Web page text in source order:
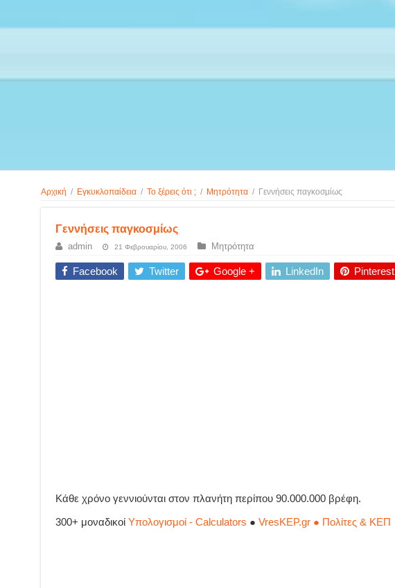
Αρχική / Εγκυκλοπαίδεια / Το ξέρεις ότι ; / Μητρότητα / Γεννήσεις παγκοσμίως
Γεννήσεις παγκοσμίως
admin 21 Φεβρουαρίου, 2006 Μητρότητα
Facebook Twitter Google + LinkedIn Pinterest
Κάθε χρόνο γεννιούνται στον πλανήτη περίπου 90.000.000 βρέφη.
300+ μοναδικοί Υπολογισμοί - Calculators ● VresKEP.gr ● Πολίτες & ΚΕΠ